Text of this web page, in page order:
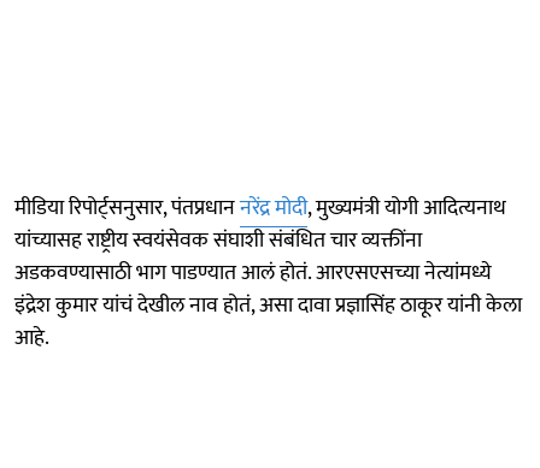
मीडिया रिपोर्ट्सनुसार, पंतप्रधाननरेंद्र मोदी, मुख्यमंत्री योगी आदित्यनाथ
यांच्यासह राष्ट्रीय स्वयंसेवक संघाशी संबंधित चार व्यक्तींना
अडकवण्यासाठी भाग पाडण्यात आलं होतं. आरएसएसच्या नेत्यांमध्ये
इंद्रेश कुमार यांचं देखील नाव होतं, असा दावा प्रज्ञासिंह ठाकूर यांनी केला
आहे.